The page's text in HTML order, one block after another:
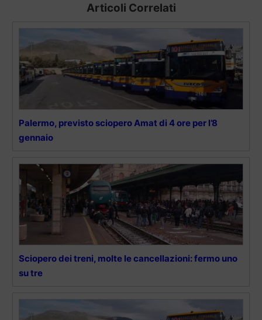
Articoli Correlati
Palermo, previsto sciopero Amat di 4 ore per l’8
gennaio
Sciopero dei treni, molte le cancellazioni: fermo uno
su tre